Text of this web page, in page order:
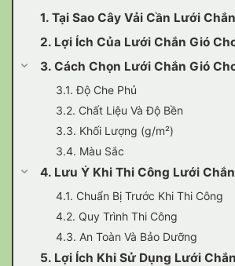
1. Tại Sao Cây Vải Cần Lưới
2. Lợi Ích Của Lưới Chắn Gió
3. Cách Chọn Lưới Chắn Gió
3.1. Độ Che Phủ
3.2. Chất Liệu Và Độ Bền
3.3. Khối Lượng (g/m²)
3.4. Màu Sắc
4. Lưu Ý Khi Thi Công Lưới
4.1. Chuẩn Bị Trước Khi Thi Công
4.2. Quy Trình Thi Công
4.3. An Toàn Và Bảo Dưỡng
5. Lợi Ích Khi Sử Dụng Lưới